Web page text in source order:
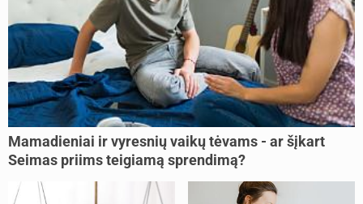
Mamadieniai ir vyresnių vaikų tėvams - ar šįkart
Seimas priims teigiamą sprendimą?